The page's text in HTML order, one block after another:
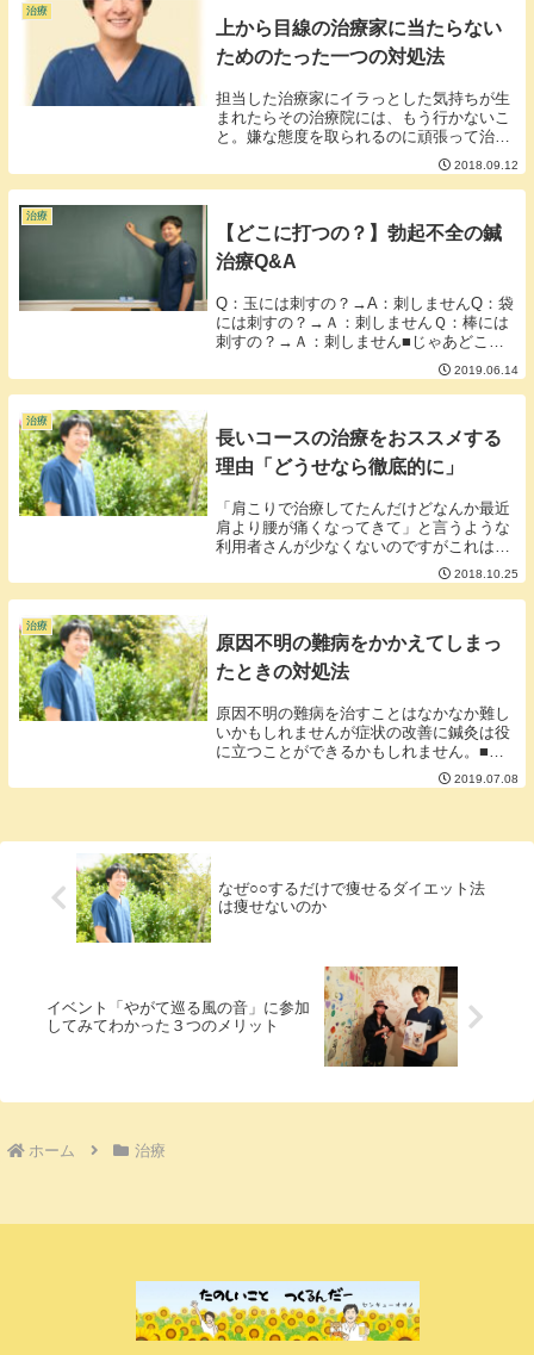
治療
上から目線の治療家に当たらない
ためのたった一つの対処法
担当した治療家にイラっとした気持ちが生
まれたらその治療院には、もう行かないこ
と。嫌な態度を取られるのに頑張って治療
に通う人や治療家に気に入られるために体
のことを一生懸命勉強して来られる方がい
らっしゃいます。体に関する知識は財産で
2018.09.12
治療
【どこに打つの？】勃起不全の鍼
治療Q&A
Q：玉には刺すの？→A：刺しませんQ：袋
には刺すの？→Ａ：刺しませんＱ：棒には
刺すの？→Ａ：刺しません■じゃあどこに
刺すんじゃい！勃起不全の鍼治療は玉や袋
や棒には刺しません。ではどのようなメカ
ニズムを狙い治療をするのでしょう。治療
2019.06.14
治療
長いコースの治療をおススメする
理由「どうせなら徹底的に」
「肩こりで治療してたんだけどなんか最近
肩より腰が痛くなってきて」と言うような
利用者さんが少なくないのですがこれはナ
ンバーワンだった肩こりが落ち着いてナン
バー２に潜んでいた腰痛がしゃしゃり出て
きたためだとも考えることができます。学
2018.10.25
治療
原因不明の難病をかかえてしまっ
たときの対処法
原因不明の難病を治すことはなかなか難し
いかもしれませんが症状の改善に鍼灸は役
に立つことができるかもしれません。■鍼
灸はなんだかわからない不調のメンテナン
スが得意である鍼灸は痛み、だるさ、不
2019.07.08
なぜ○○するだけで痩せるダイエット法
は痩せないのか
イベント「やがて巡る風の音」に参加
してみてわかった３つのメリット
ホーム 治療